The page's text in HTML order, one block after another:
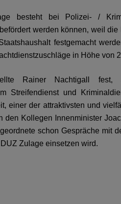
besteht bei Polizei- /
werden können, weil
festgemacht
in Höhe von
Rainer Nachtigall
Streifendienst und
einer der attraktivsten und
den Kollegen Innenminister
schon Gespräche mit
Zulage einsetzen wird.